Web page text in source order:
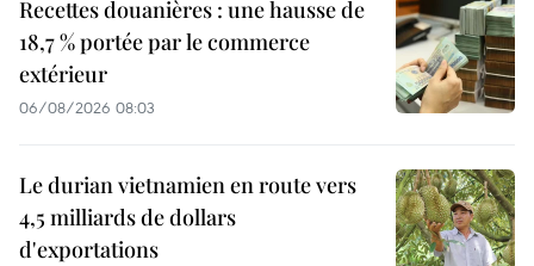
Recettes douanières : une hausse de
18,7 % portée par le commerce
extérieur
06/08/2026 08:03
Le durian vietnamien en route vers
4,5 milliards de dollars
d'exportations